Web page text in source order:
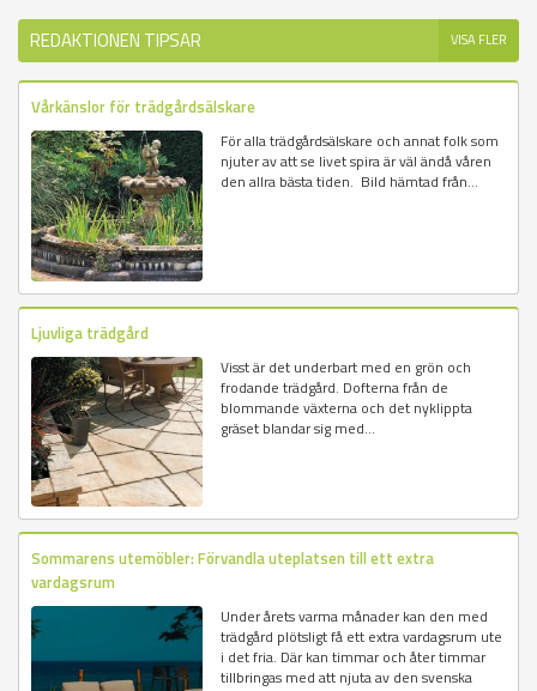
REDAKTIONEN TIPSAR VISA FLER
Vårkänslor för trädgårdsälskare
För alla trädgårdsälskare och annat folk som
njuter av att se livet spira är väl ändå våren
den allra bästa tiden. Bild hämtad från...
Ljuvliga trädgård
Visst är det underbart med en grön och
frodande trädgård. Dofterna från de
blommande växterna och det nyklippta
gräset blandar sig med...
Sommarens utemöbler: Förvandla uteplatsen till ett extra
vardagsrum
Under årets varma månader kan den med
trädgård plötsligt få ett extra vardagsrum ute
i det fria. Där kan timmar och åter timmar
tillbringas med att njuta av den svenska